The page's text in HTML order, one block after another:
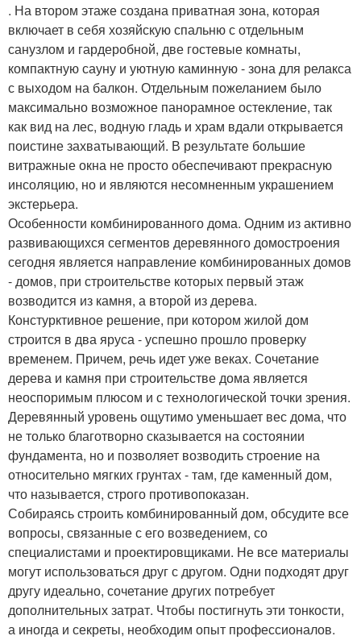
. На втором этаже создана приватная зона, которая
включает в себя хозяйскую спальню с отдельным
санузлом и гардеробной, две гостевые комнаты,
компактную сауну и уютную каминную - зона для релакса
с выходом на балкон. Отдельным пожеланием было
максимально возможное панорамное остекление, так
как вид на лес, водную гладь и храм вдали открывается
поистине захватывающий. В результате большие
витражные окна не просто обеспечивают прекрасную
инсоляцию, но и являются несомненным украшением
экстерьера.
Особенности комбинированного дома. Одним из активно
развивающихся сегментов деревянного домостроения
сегодня является направление комбинированных домов
- домов, при строительстве которых первый этаж
возводится из камня, а второй из дерева.
Констурктивное решение, при котором жилой дом
строится в два яруса - успешно прошло проверку
временем. Причем, речь идет уже веках. Сочетание
дерева и камня при строительстве дома является
неоспоримым плюсом и с технологической точки зрения.
Деревянный уровень ощутимо уменьшает вес дома, что
не только благотворно сказывается на состоянии
фундамента, но и позволяет возводить строение на
относительно мягких грунтах - там, где каменный дом,
что называется, строго противопоказан.
Собираясь строить комбинированный дом, обсудите все
вопросы, связанные с его возведением, со
специалистами и проектировщиками. Не все материалы
могут использоваться друг с другом. Одни подходят друг
другу идеально, сочетание других потребует
дополнительных затрат. Чтобы постигнуть эти тонкости,
а иногда и секреты, необходим опыт профессионалов.